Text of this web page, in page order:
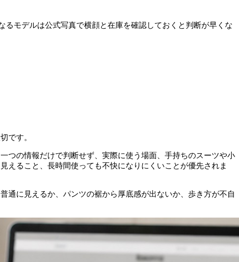
モデルは公式写真で横顔と在庫を確認しておくと判断が早くな
です。
つの情報だけで判断せず、実際に使う場面、手持ちのスーツや小
えること、長時間使っても不快になりにくいことが優先されま
通に見えるか、パンツの裾から厚底感が出ないか、歩き方が不自